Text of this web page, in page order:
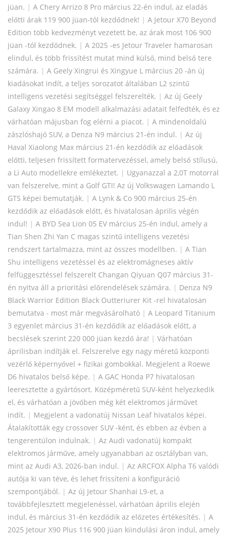
jüan. | A Chery Arrizo 8 Pro március 22-én indul, az eladás
előtti árak 119 900 jüan-tól kezdődnek! | A Jetour X70 Beyond
Edition több kedvezményt vezetett be, az árak most 106 900
jüan -tól kezdődnek. | A 2025 -es Jetour Traveler hamarosan
elindul, és több frissítést mutat mind külső, mind belső tere
számára. | A Geely Xingrui és Xingyue L március 20 -án új
kiadásokat indít, a teljes sorozatot általában L2 szintű
intelligens vezetési segítséggel felszerelték. | Az új Geely
Galaxy Xingao 8 EM modell alkalmazási adatait felfedték, és ez
várhatóan májusban fog elérni a piacot. | A mindenoldalú
zászlóshajó SUV, a Denza N9 március 21-én indul. | Az új
Haval Xiaolong Max március 21-én kezdődik az előadások
előtti, teljesen frissített formatervezéssel, amely belső stílusú,
a Li Auto modellekre emlékeztet. | Ugyanazzal a 2,0T motorral
van felszerelve, mint a Golf GTI! Az új Volkswagen Lamando L
GTS képei bemutatják. | A Lynk & Co 900 március 25-én
kezdődik az előadások előtt, és hivatalosan április végén
indul! | A BYD Sea Lion 05 EV március 25-én indul, amely a
Tian Shen Zhi Yan C magas szintű intelligens vezetési
rendszert tartalmazza, mint az összes modellben. | A Tian
Shu intelligens vezetéssel és az elektromágneses aktív
felfüggesztéssel felszerelt Changan Qiyuan Q07 március 31-
én nyitva áll a prioritási előrendelések számára. | Denza N9
Black Warrior Edition Black Outteriurer Kit -rel hivatalosan
bemutatva - most már megvásárolható | A Leopard Titanium
3 egyenlet március 31-én kezdődik az előadások előtt, a
becslések szerint 220 000 jüan kezdő ára! | Várhatóan
áprilisban indítják el. Felszerelve egy nagy méretű központi
vezérlő képernyővel + fizikai gombokkal. Megjelent a Roewe
D6 hivatalos belső képe. | A GAC Honda P7 hivatalosan
leeresztette a gyártósort. Középméretű SUV-ként helyezkedik
el, és várhatóan a jövőben még két elektromos járművet
indít. | Megjelent a vadonatúj Nissan Leaf hivatalos képei.
Átalakították egy crossover SUV -ként, és ebben az évben a
tengerentúlon indulnak. | Az Audi vadonatúj kompakt
elektromos járműve, amely ugyanabban az osztályban van,
mint az Audi A3, 2026-ban indul. | Az ARCFOX Alpha T6 valódi
autója ki van téve, és lehet frissíteni a konfiguráció
szempontjából. | Az új Jetour Shanhai L9-et, a
továbbfejlesztett megjelenéssel, várhatóan április elején
indul, és március 31-én kezdődik az előzetes értékesítés. | A
2025 Jetour X90 Plus 116 900 jüan kiindulási áron indul, amely